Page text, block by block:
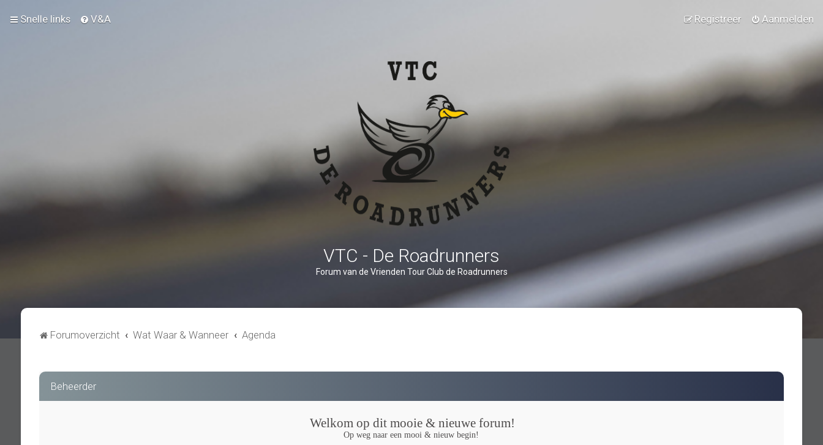
Snelle links V&A Aanmelden
Registreer
VTC - De Roadrunners
Forum van de Vrienden Tour Club de Roadrunners
Forumoverzicht Wat Waar & Wanneer Agenda
Beheerder
Welkom op dit mooie & nieuwe forum!
Op weg naar een mooi & nieuw begin!